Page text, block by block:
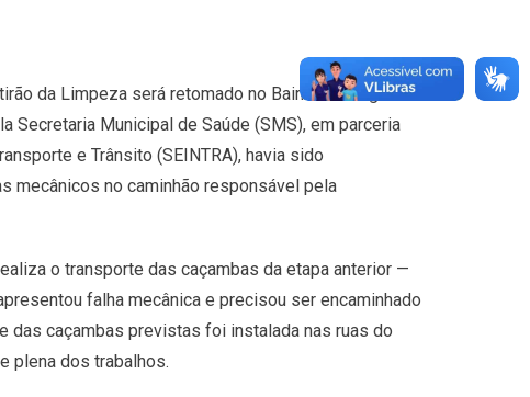
da Limpeza será retomado no Bairro Interlagos a
Secretaria Municipal de Saúde (SMS), em parceria
e Trânsito (SEINTRA), havia sido
mecânicos no caminhão responsável pela
o transporte das caçambas da etapa anterior —
falha mecânica e precisou ser encaminhado
das caçambas previstas foi instalada nas ruas do
plena dos trabalhos.